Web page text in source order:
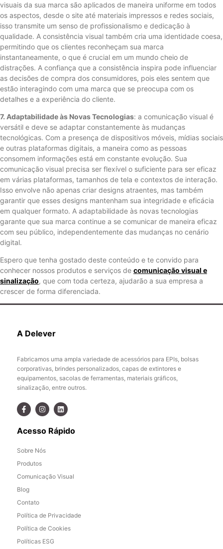
visuais da sua marca são aplicados de maneira uniforme em todos
os aspectos, desde o site até materiais impressos e redes sociais,
isso transmite um senso de profissionalismo e dedicação à
qualidade. A consistência visual também cria uma identidade coesa,
permitindo que os clientes reconheçam sua marca
instantaneamente, o que é crucial em um mundo cheio de
distrações. A confiança que a consistência inspira pode influenciar
as decisões de compra dos consumidores, pois eles sentem que
estão interagindo com uma marca que se preocupa com os
detalhes e a experiência do cliente.
7. Adaptabilidade às Novas Tecnologias: a comunicação visual é
versátil e deve se adaptar constantemente às mudanças
tecnológicas. Com a presença de dispositivos móveis, mídias sociais
e outras plataformas digitais, a maneira como as pessoas
consomem informações está em constante evolução. Sua
comunicação visual precisa ser flexível o suficiente para ser eficaz
em várias plataformas, tamanhos de tela e contextos de interação.
Isso envolve não apenas criar designs atraentes, mas também
garantir que esses designs mantenham sua integridade e eficácia
em qualquer formato. A adaptabilidade às novas tecnologias
garante que sua marca continue a se comunicar de maneira eficaz
com seu público, independentemente das mudanças no cenário
digital.
Espero que tenha gostado deste conteúdo e te convido para
conhecer nossos produtos e serviços de comunicação visual e
sinalização, que com toda certeza, ajudarão a sua empresa a
crescer de forma diferenciada.
A Delever
Fabricamos uma ampla variedade de acessórios para EPIs, bolsas
corporativas, brindes personalizados, capas de extintores e
equipamentos, sacolas de ferramentas, materiais gráficos,
sinalização, entre outros.
Acesso Rápido
Sobre Nós
Produtos
Comunicação Visual
Blog
Contato
Política de Privacidade
Política de Cookies
Políticas ESG